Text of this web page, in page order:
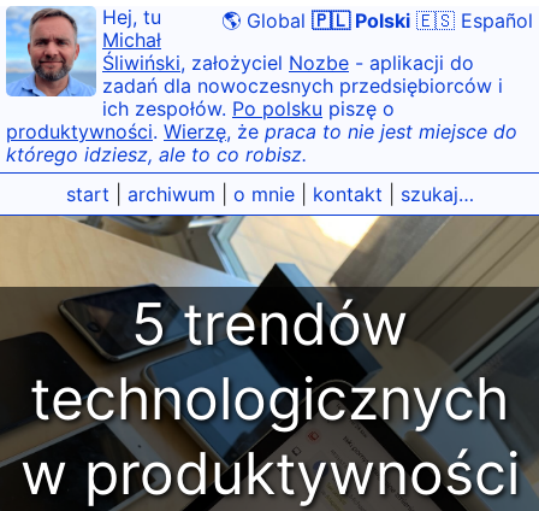
🌎 Global 🇵🇱 Polski 🇪🇸 Español
Hej, tu
Michał
Śliwiński, założyciel Nozbe - aplikacji do
zadań dla nowoczesnych przedsiębiorców i
ich zespołów. Po polsku piszę o
produktywności. Wierzę, że praca to nie jest miejsce do
którego idziesz, ale to co robisz.
start
archiwum o mnie| kontakt szukaj…
5 trendów
technologicznych
w produktywności